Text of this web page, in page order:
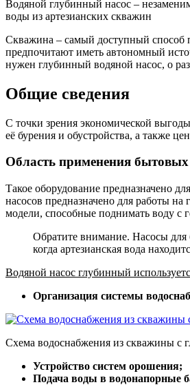
Водяной глубинный насос –
воды из артезианских скважин
Скважина – самый доступный способ
предпочитают иметь автономный
нужен глубинный водяной насос, о
Общие сведения
С точки зрения экономической
её бурения и обустройства, а также
Область применения
Такое оборудование предназначено
насосов предназначено для работы на
модели, способные поднимать воду с
Обратите внимание. Насосы для
когда артезианская вода
Водяной насос глубинный
Организация системы
Схема водоснабжения из скважины с
Устройство систем орошения;
Подача воды в водонапорные